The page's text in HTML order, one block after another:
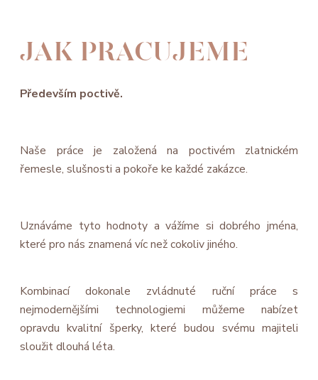
JAK PRACUJEME
Především poctivě.
Naše práce je založená na poctivém zlatnickém
řemesle, slušnosti a pokoře ke každé zakázce.
Uznáváme tyto hodnoty a vážíme si dobrého jména,
které pro nás znamená víc než cokoliv jiného.
Kombinací dokonale zvládnuté ruční práce s
nejmodernějšími technologiemi můžeme nabízet
opravdu kvalitní šperky, které budou svému majiteli
sloužit dlouhá léta.